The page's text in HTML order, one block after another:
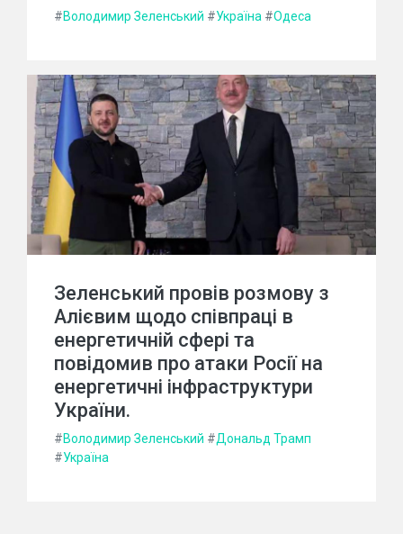
#Володимир Зеленський #Україна #Одеса
Зеленський провів розмову з
Алієвим щодо співпраці в
енергетичній сфері та
повідомив про атаки Росії на
енергетичні інфраструктури
України.
#Володимир Зеленський #Дональд Трамп
#Україна